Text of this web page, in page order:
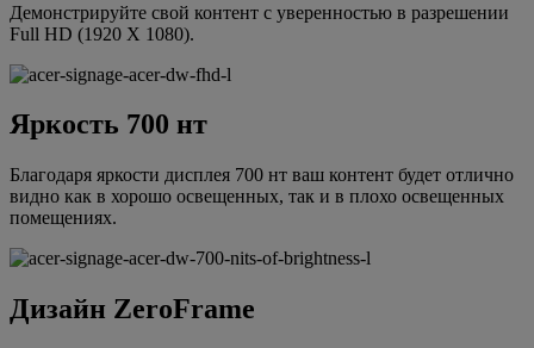
Демонстрируйте свой контент с уверенностью в разрешении
Full HD (1920 X 1080).
Яркость 700 нт
Благодаря яркости дисплея 700 нт ваш контент будет отлично
видно как в хорошо освещенных, так и в плохо освещенных
помещениях.
Дизайн ZeroFrame